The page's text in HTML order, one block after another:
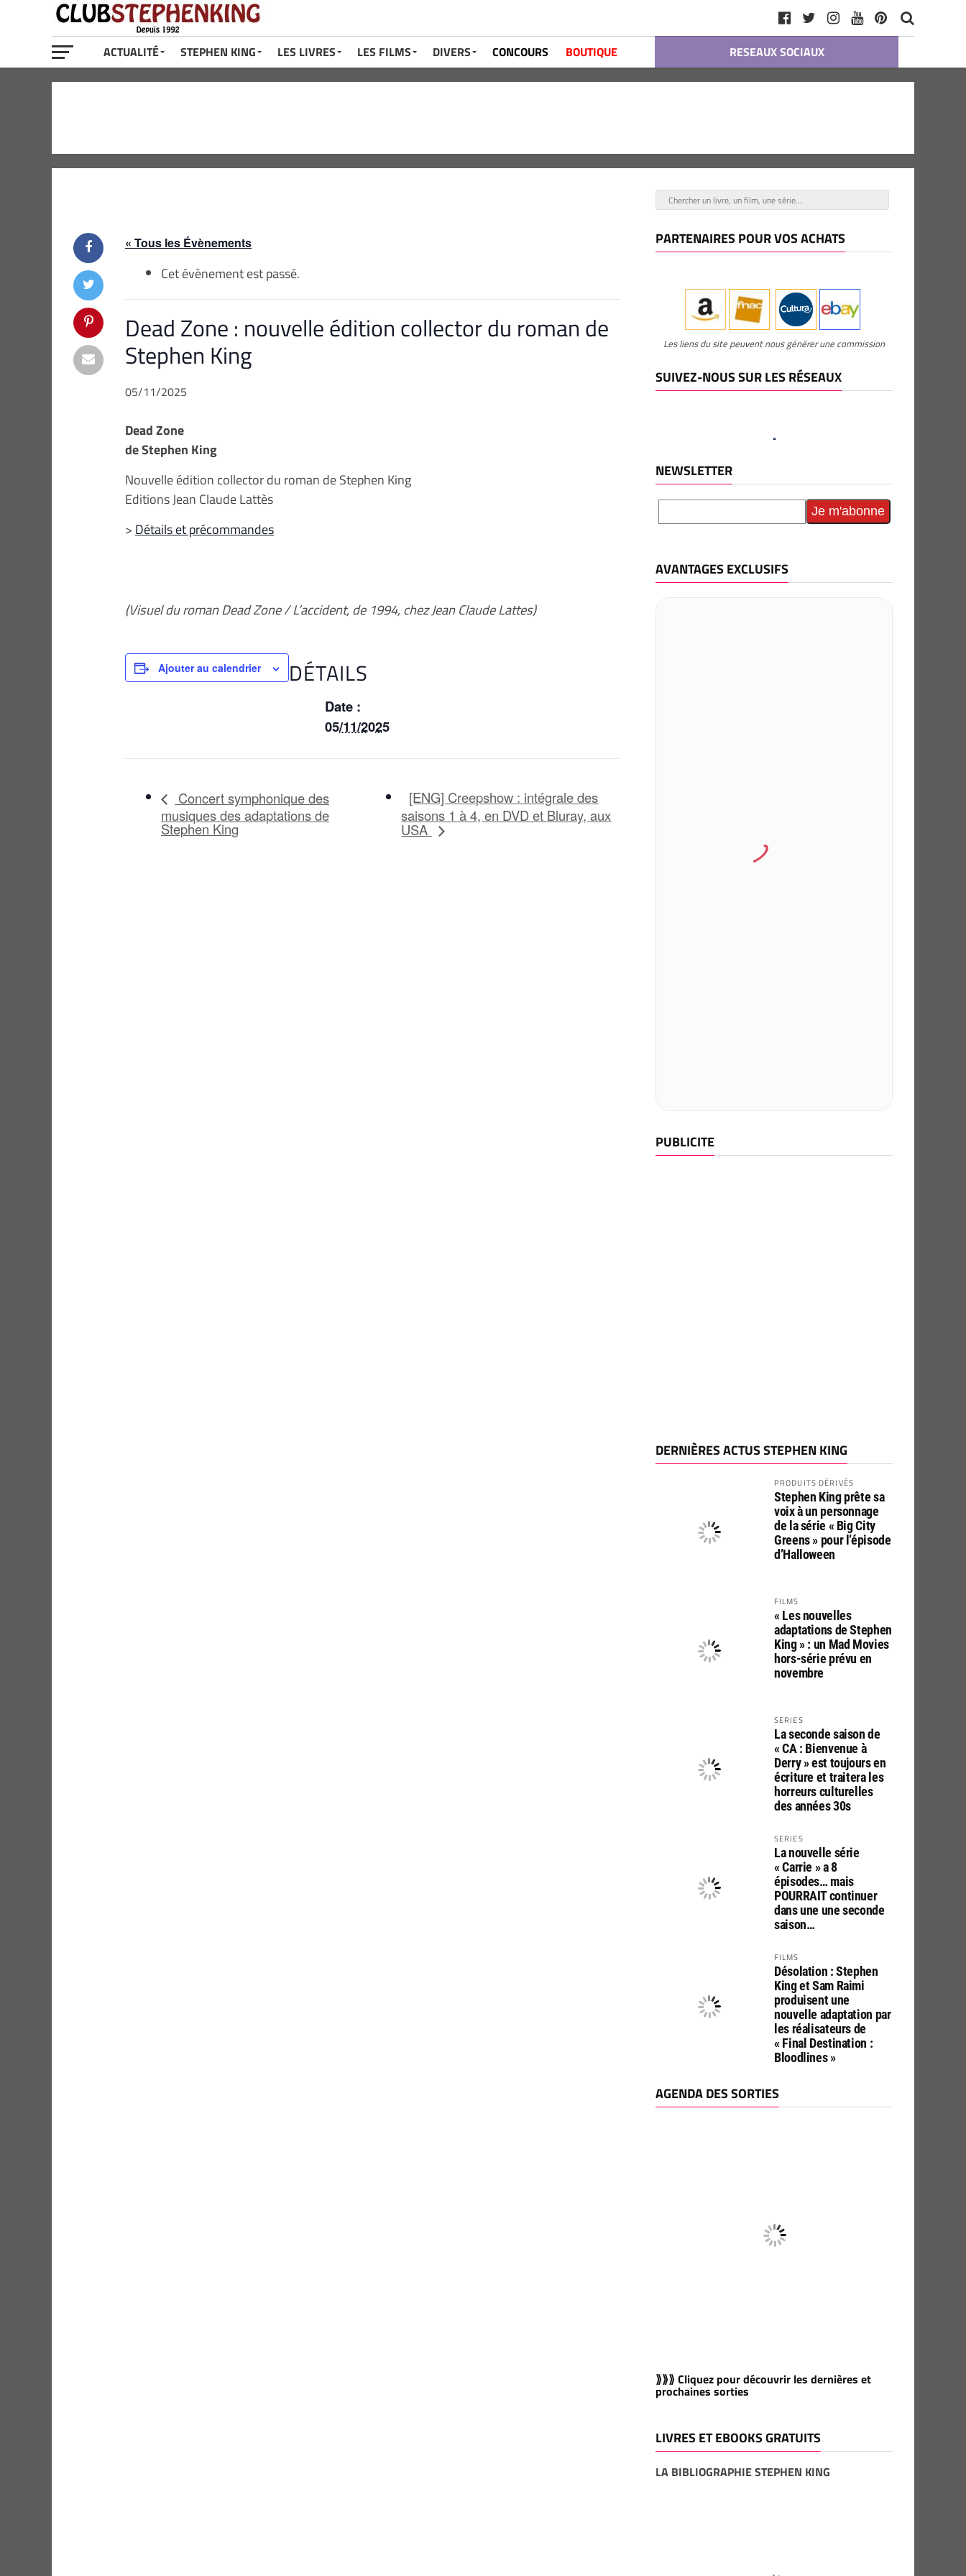
ACTUALITÉ STEPHEN KING LES LIVRES LES FILMS DIVERS CONCOURS BOUTIQUE RESEAUX SOCIAUX
« Tous les Évènements
Cet évènement est passé.
Dead Zone : nouvelle édition collector du roman de
Stephen King
05/11/2025
Dead Zone
de Stephen King
Nouvelle édition collector du roman de Stephen King
Editions Jean Claude Lattès
> Détails et précommandes
(Visuel du roman Dead Zone / L’accident, de 1994, chez Jean Claude Lattes)
Ajouter au calendrier DÉTAILS
Date :
05/11/2025
Concert symphonique des
musiques des adaptations de
Stephen King
[ENG] Creepshow : intégrale des
saisons 1 à 4, en DVD et Bluray, aux
USA
PARTENAIRES POUR VOS ACHATS
Les liens du site peuvent nous générer une commission
SUIVEZ-NOUS SUR LES RÉSEAUX
NEWSLETTER
AVANTAGES EXCLUSIFS
PUBLICITE
DERNIÈRES ACTUS STEPHEN KING
PRODUITS DÉRIVÉS
Stephen King prête sa
voix à un personnage
de la série « Big City
Greens » pour l’épisode
d’Halloween
FILMS
« Les nouvelles
adaptations de Stephen
King » : un Mad Movies
hors-série prévu en
novembre
SERIES
La seconde saison de
« CA : Bienvenue à
Derry » est toujours en
écriture et traitera les
horreurs culturelles
des années 30s
SERIES
La nouvelle série
« Carrie » a 8
épisodes… mais
POURRAIT continuer
dans une une seconde
saison…
FILMS
Désolation : Stephen
King et Sam Raimi
produisent une
nouvelle adaptation par
les réalisateurs de
« Final Destination :
Bloodlines »
AGENDA DES SORTIES
⟫⟫⟫ Cliquez pour découvrir les dernières et
prochaines sorties
LIVRES ET EBOOKS GRATUITS
LA BIBLIOGRAPHIE STEPHEN KING